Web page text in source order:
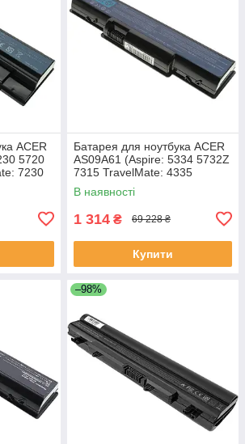
ACER
5720
7230
Батарея для ноутбука ACER
AS09A61 (Aspire: 5334 5732Z
7315 TravelMate: 4335
Gateway: ID56 ID58 NV52
NV53 NV54 NV56 NV58
В наявності
1 314 ₴ 69 228 ₴
Купити
–98%